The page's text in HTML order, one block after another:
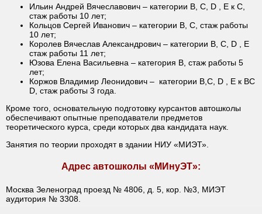
Ильин Андрей Вячеславович – категории В, С, D , Е к C,
стаж работы 10 лет;
Кольцов Сергей Иванович – категории В, С, стаж работы
10 лет;
Королев Вячеслав Александрович – категории В, С, D , Е
стаж работы 11 лет;
Юзова Елена Васильевна – категория В, стаж работы 5
лет;
Коржов Владимир Леонидович – категории В,С, D , E к ВС
D, стаж работы 3 года.
Кроме того, основательную подготовку курсантов автошколы
обеспечивают опытные преподаватели предметов
теоретического курса, среди которых два кандидата наук.
Занятия по теории проходят в здании НИУ «МИЭТ».
Адрес автошколы «МИнуЭТ»:
Москва Зеленоград проезд № 4806, д. 5, кор. №3, МИЭТ
аудитория № 3308.